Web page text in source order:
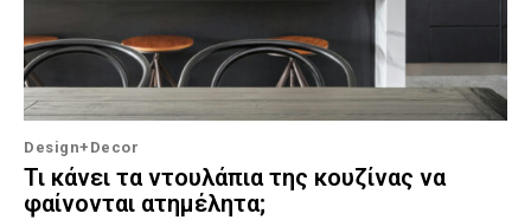
Design+Decor
Τι κάνει τα ντουλάπια της κουζίνας να
φαίνονται ατημέλητα;